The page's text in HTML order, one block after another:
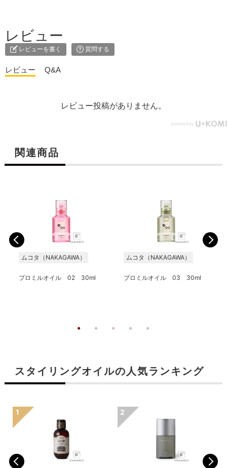
レビュー
レビューを書く 質問する
レビュー Q&A
レビュー投稿がありません。
関連商品
ムコタ（NAKAGAWA）
プロミルオイル 02 30ml
ムコタ（NAKAGAWA）
プロミルオイル 03 30ml
スタイリングオイルの人気ランキング